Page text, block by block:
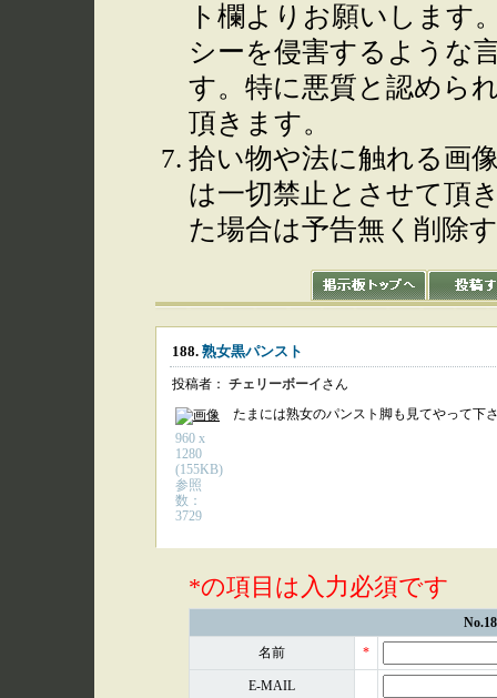
ト欄よりお願いします
シーを侵害するような
す。特に悪質と認めら
頂きます。
拾い物や法に触れる画
は一切禁止とさせて頂
た場合は予告無く削除
188. 熟女黒パンスト
投稿者： チェリーボーイさん
960 x
1280
(155KB)
参照
数：
3729
たまには熟女のパンスト脚も見てやって下
*の項目は入力必須です
名前 *
E-MAIL